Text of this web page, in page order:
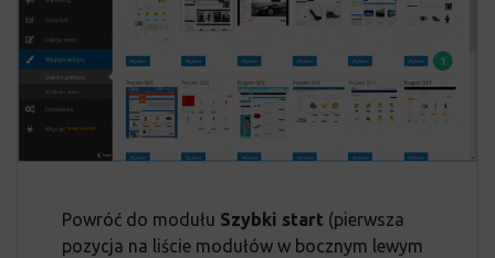
Powróć do modułu Szybki start (pierwsza
pozycja na liście modułów w bocznym lewym